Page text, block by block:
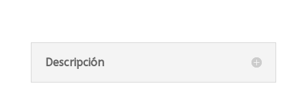
Descripción